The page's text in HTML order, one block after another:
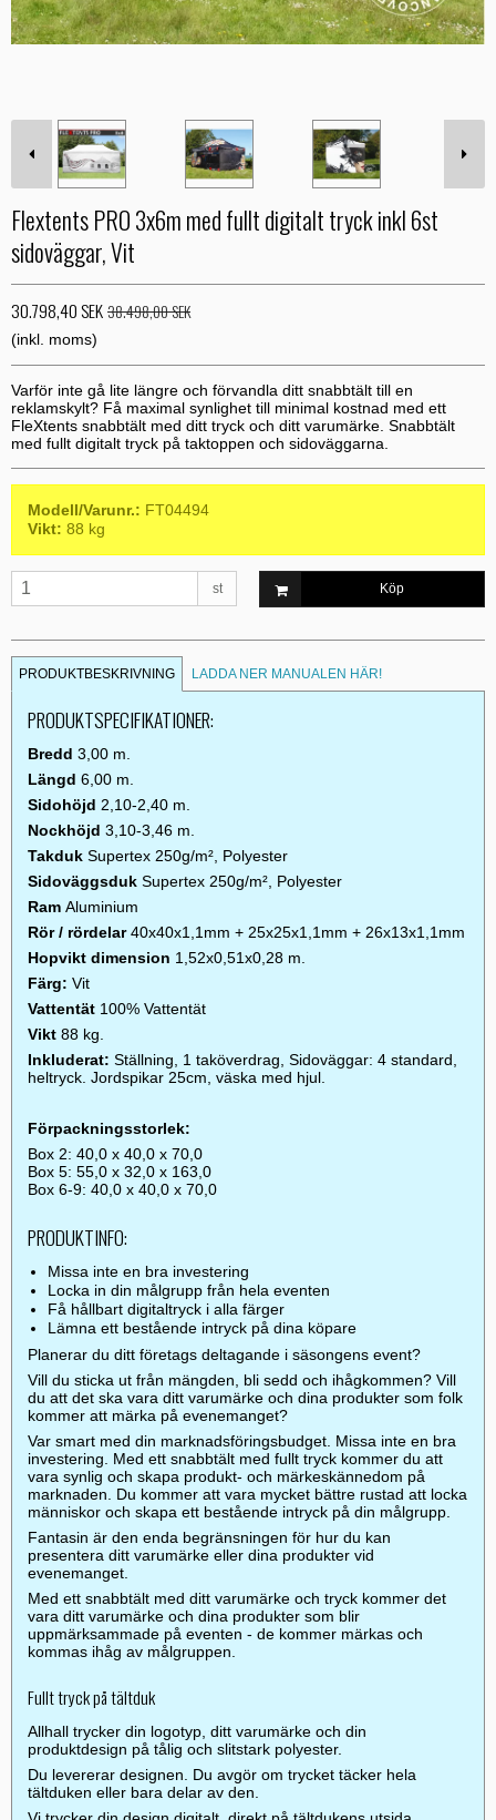
Flextents PRO 3x6m med fullt digitalt tryck inkl 6st
sidoväggar, Vit
30.798,40 SEK38.498,00 SEK
(inkl. moms)
Varför inte gå lite längre och förvandla ditt snabbtält till en
reklamskylt? Få maximal synlighet till minimal kostnad med ett
FleXtents snabbtält med ditt tryck och ditt varumärke. Snabbtält
med fullt digitalt tryck på taktoppen och sidoväggarna.
Modell/Varunr.: FT04494
Vikt: 88 kg
st Köp
PRODUKTBESKRIVNING LADDA NER MANUALEN HÄR!
PRODUKTSPECIFIKATIONER:
Bredd 3,00 m.
Längd 6,00 m.
Sidohöjd 2,10-2,40 m.
Nockhöjd 3,10-3,46 m.
Takduk Supertex 250g/m², Polyester
Sidoväggsduk Supertex 250g/m², Polyester
Ram Aluminium
Rör / rördelar40x40x1,1mm + 25x25x1,1mm + 26x13x1,1mm
Hopvikt dimension 1,52x0,51x0,28 m.
Färg: Vit
Vattentät 100% Vattentät
Vikt 88 kg.
Inkluderat: Ställning, 1 taköverdrag, Sidoväggar: 4 standard,
heltryck. Jordspikar 25cm, väska med hjul.
Förpackningsstorlek:
Box 2: 40,0 x 40,0 x 70,0
Box 5: 55,0 x 32,0 x 163,0
Box 6-9: 40,0 x 40,0 x 70,0
PRODUKTINFO:
Missa inte en bra investering
Locka in din målgrupp från hela eventen
Få hållbart digitaltryck i alla färger
Lämna ett bestående intryck på dina köpare
Planerar du ditt företags deltagande i säsongens event?
Vill du sticka ut från mängden, bli sedd och ihågkommen? Vill
du att det ska vara ditt varumärke och dina produkter som folk
kommer att märka på evenemanget?
Var smart med din marknadsföringsbudget. Missa inte en bra
investering. Med ett snabbtält med fullt tryck kommer du att
vara synlig och skapa produkt- och märkeskännedom på
marknaden. Du kommer att vara mycket bättre rustad att locka
människor och skapa ett bestående intryck på din målgrupp.
Fantasin är den enda begränsningen för hur du kan
presentera ditt varumärke eller dina produkter vid
evenemanget.
Med ett snabbtält med ditt varumärke och tryck kommer det
vara ditt varumärke och dina produkter som blir
uppmärksammade på eventen - de kommer märkas och
kommas ihåg av målgruppen.
Fullt tryck på tältduk
Allhall trycker din logotyp, ditt varumärke och din
produktdesign på tålig och slitstark polyester.
Du levererar designen. Du avgör om trycket täcker hela
tältduken eller bara delar av den.